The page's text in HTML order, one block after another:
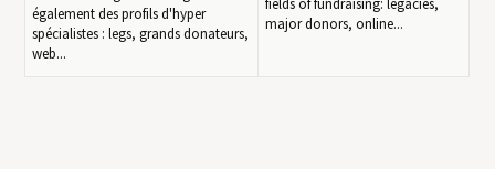
également des profils d'hyper
spécialistes : legs, grands donateurs,
web...
fields of fundraising: legacies,
major donors, online...